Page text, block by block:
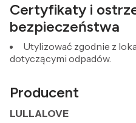
Certyfikaty i
bezpieczeństwa
Utylizować zgodnie z
dotyczącymi odpadów.
Producent
LULLALOVE